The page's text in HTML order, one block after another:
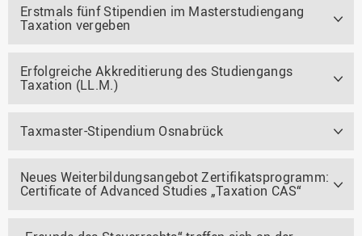
Erstmals fünf Stipendien im Masterstudiengang
Taxation vergeben
Erfolgreiche Akkreditierung des Studiengangs
Taxation (LL.M.)
Taxmaster-Stipendium Osnabrück
Neues Weiterbildungsangebot Zertifikatsprogramm:
Certificate of Advanced Studies „Taxation CAS“